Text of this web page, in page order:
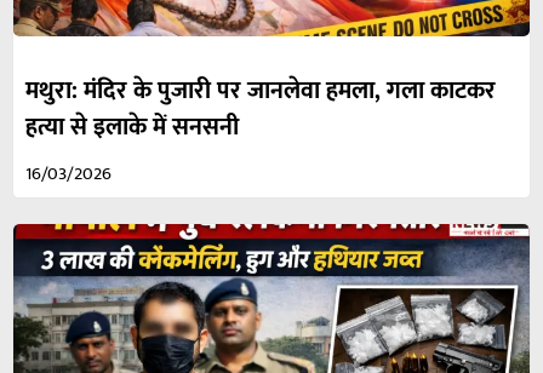
मथुरा: मंदिर के पुजारी पर जानलेवा हमला, गला काटकर
हत्या से इलाके में सनसनी
16/03/2026